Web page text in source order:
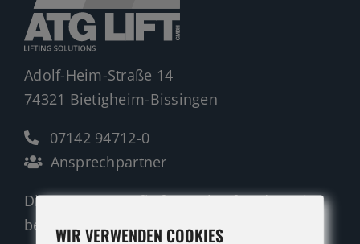
Adolf-Heim-Straße 14
74321 Bietigheim-Bissingen
07142 94712-0
Ansprechpartner
Die ATG LIFT Profis für Verkauf und Service
beraten Sie gerne.
WIR VERWENDEN COOKIES